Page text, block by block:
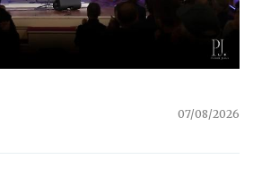
07/08/2026